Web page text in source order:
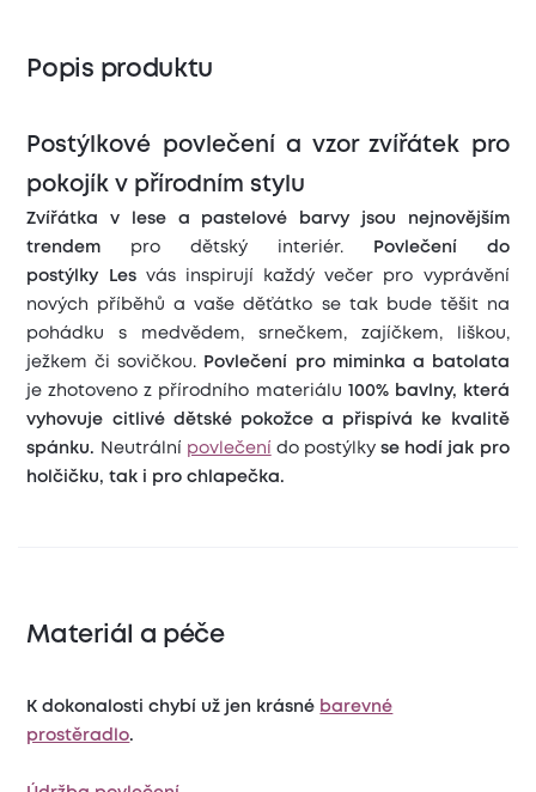
Popis produktu
Postýlkové povlečení a vzor zvířátek pro
pokojík v přírodním stylu
Zvířátka v lese a pastelové barvy jsou nejnovějším
trendem
pro dětský interiér. Povlečení
do
postýlky
Lesvás inspirují každý večer pro vyprávění
nových příběhů a vaše děťátko se tak bude těšit na
pohádku s medvědem, srnečkem, zajíčkem, liškou,
ježkem či sovičkou.
Povlečení pro miminka a batolata
je zhotoveno z přírodního materiálu
100% bavlny, která
vyhovuje
citlivé dětské pokožce a přispívá ke kvalitě
spánku.
Neutrální povlečení do postýlkyse hodí jak pro
holčičku, tak i pro chlapečka.
Materiál a péče
K dokonalosti chybí už jen krásné barevné
prostěradlo.